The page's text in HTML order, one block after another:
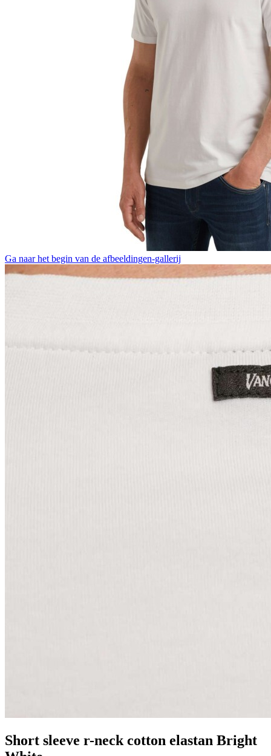
Ga naar het begin van de afbeeldingen-gallerij
Short sleeve r-neck cotton elastan Bright